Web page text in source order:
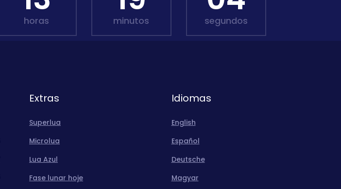
horas minutos segundos
Extras
Superlua
Microlua
Lua Azul
Fase lunar hoje
Idiomas
English
Español
Deutsche
Magyar